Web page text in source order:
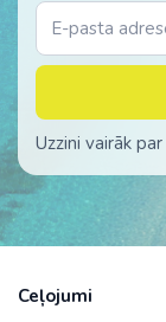
Uzzini vairāk par
Ceļojumi